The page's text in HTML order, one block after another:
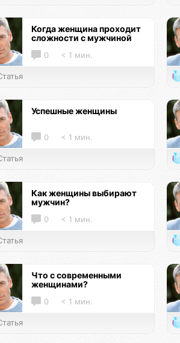
Когда женщина проходит
сложности с мужчиной
0 < 1 мин.
Успешные женщины
0 < 1 мин.
Как женщины выбирают
мужчин?
0 < 1 мин.
Что с современными
женщинами?
0 < 1 мин.